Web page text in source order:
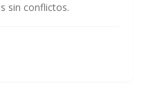
sin conflictos.